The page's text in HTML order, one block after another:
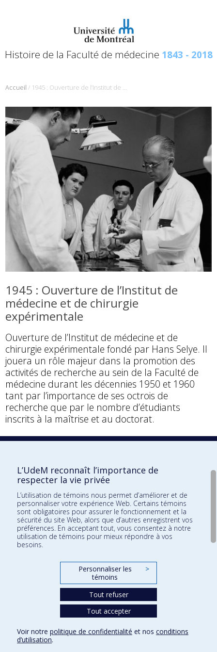
Histoire de la Faculté de médecine 1843 - 2018
Accueil / 1945 : Ouverture de l’Institut de médecine et de chirurgie expérimentale
1945 : Ouverture de l’Institut de
médecine et de chirurgie
expérimentale
Ouverture de l’Institut de médecine et de
chirurgie expérimentale fondé par Hans Selye. Il
jouera un rôle majeur dans la promotion des
activités de recherche au sein de la Faculté de
médecine durant les décennies 1950 et 1960
tant par l’importance de ses octrois de
recherche que par le nombre d’étudiants
inscrits à la maîtrise et au doctorat.
1943 1946
À propos
Confidentialité
Paramètres des témoins
L’UdeM reconnaît l’importance de
respecter la vie privée
L’utilisation de témoins nous permet d’améliorer et de
personnaliser votre expérience Web. Certains témoins
sont obligatoires pour assurer le fonctionnement et la
sécurité du site Web, alors que d’autres enregistrent vos
préférences. En acceptant tout, vous consentez à notre
utilisation de témoins pour mieux répondre à vos
besoins.
Personnaliser les
témoins
>
Tout refuser
Tout accepter
Voir notre politique de confidentialité et nos conditions
d’utilisation.